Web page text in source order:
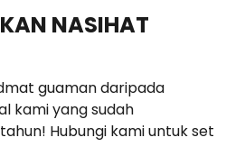
NASIHAT
guaman daripada
kami yang sudah
Hubungi kami untuk set